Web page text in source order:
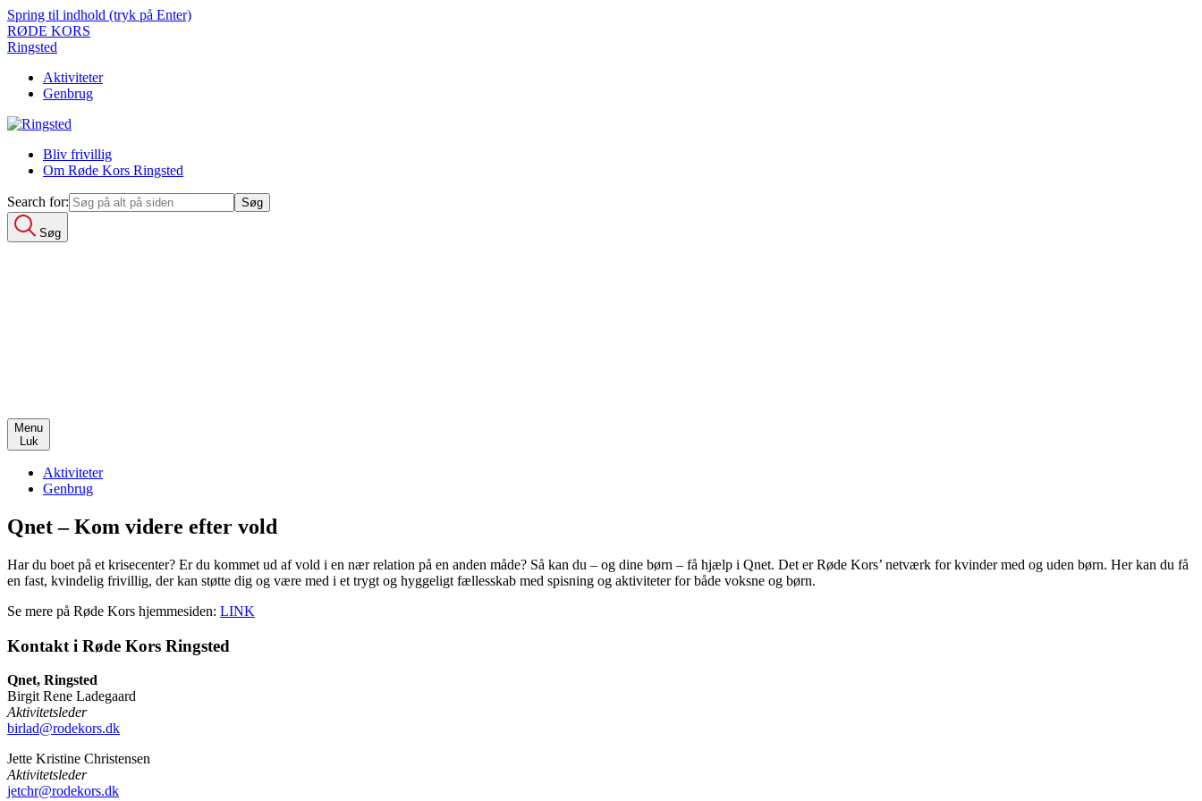
Spring til indhold (tryk på Enter)
RØDE KORS
Ringsted
Aktiviteter
Genbrug
Bliv frivillig
Om Røde Kors Ringsted
Search for:
Søg
Menu
Luk
Aktiviteter
Genbrug
Qnet – Kom videre efter vold
Har du boet på et krisecenter? Er du kommet ud af vold i en nær relation på en anden måde? Så kan du – og dine børn – få hjælp i Qnet. Det er Røde Kors’ netværk for kvinder med og uden børn. Her kan du få
en fast, kvindelig frivillig, der kan støtte dig og være med i et trygt og hyggeligt fællesskab med spisning og aktiviteter for både voksne og børn.
Se mere på Røde Kors hjemmesiden: LINK
Kontakt i Røde Kors Ringsted
Qnet, Ringsted
Birgit Rene Ladegaard
Aktivitetsleder
birlad@rodekors.dk
Jette Kristine Christensen
Aktivitetsleder
jetchr@rodekors.dk